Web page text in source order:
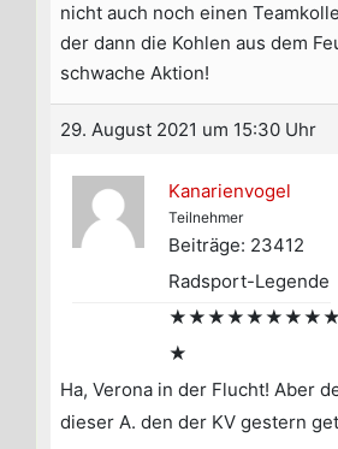
nicht auch noch einen
der dann die Kohlen aus dem
schwache Aktion!
29. August 2021 um 15:30 Uhr
Kanarienvogel
Teilnehmer
Beiträge: 23412
Radsport-Legende
★★★★★★★★★
★
Ha, Verona in der Flucht! Aber
dieser A. den der KV gestern